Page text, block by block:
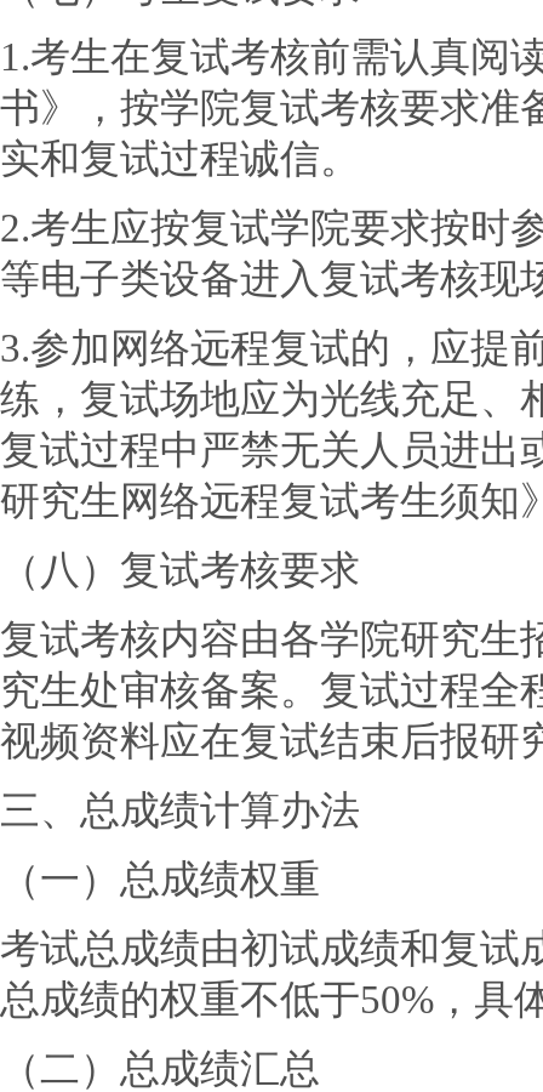
1.考生在复试考核前需认真阅
书》，按学院复试考核要求准
实和复试过程诚信。
2.考生应按复试学院要求按时
等电子类设备进入复试考核现
3.参加网络远程复试的，应提
练，复试场地应为光线充足、
复试过程中严禁无关人员进出
研究生网络远程复试考生须知
（八）复试考核要求
复试考核内容由各学院研究生
究生处审核备案。复试过程全
视频资料应在复试结束后报研
三、总成绩计算办法
（一）总成绩权重
考试总成绩由初试成绩和复试
总成绩的权重不低于50%，具
（二）总成绩汇总